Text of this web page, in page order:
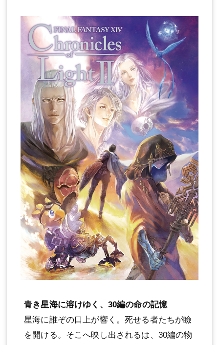
青き星海に溶けゆく、30編の命の記憶
星海に誰ぞの口上が響く。死せる者たちが瞼
を開ける。そこへ映し出されるは、30編の物